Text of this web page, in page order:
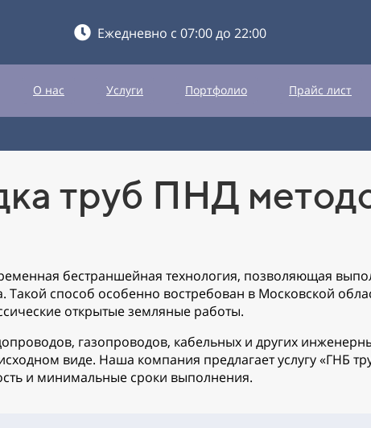
Ежедневно с 07:00 до 22:00
О нас Услуги Портфолио Прайс лист
труб ПНД
бестраншейная технология, позволяющая
способ особенно востребован в Московской
открытые земляные работы.
газопроводов, кабельных и других
виде. Наша компания предлагает услугу «ГНБ
и минимальные сроки выполнения.